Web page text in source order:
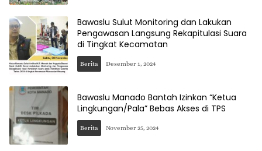
Bawaslu Sulut Monitoring dan Lakukan
Pengawasan Langsung Rekapitulasi Suara
di Tingkat Kecamatan
Berita Desember 1, 2024
Bawaslu Manado Bantah Izinkan “Ketua
Lingkungan/Pala” Bebas Akses di TPS
Berita November 25, 2024